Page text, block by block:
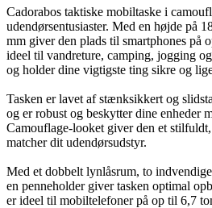
Cadorabos taktiske mobiltaske i
udendørsentusiaster. Med en højde på
mm giver den plads til smartphones på
ideel til vandreture, camping, jogging
og holder dine vigtigste ting sikre og
Tasken er lavet af stænksikkert og
og er robust og beskytter dine enheder
Camouflage-looket giver den et
matcher dit udendørsudstyr.
Med et dobbelt lynlåsrum, to
en penneholder giver tasken optimal
er ideel til mobiltelefoner på op til 6,7